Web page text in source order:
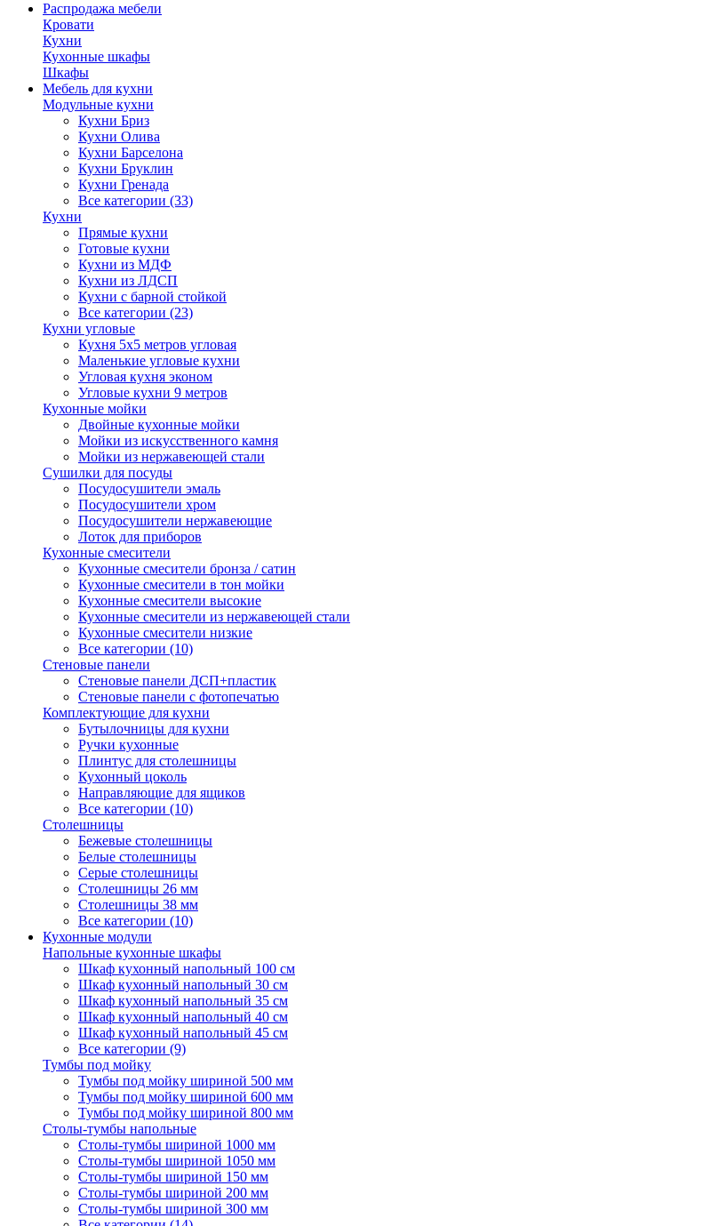
Распродажа мебели
Кровати
Кухни
Кухонные шкафы
Шкафы
Мебель для кухни
Модульные кухни
Кухни Бриз
Кухни Олива
Кухни Барселона
Кухни Бруклин
Кухни Гренада
Все категории (33)
Кухни
Прямые кухни
Готовые кухни
Кухни из МДФ
Кухни из ЛДСП
Кухни с барной стойкой
Все категории (23)
Кухни угловые
Кухня 5х5 метров угловая
Маленькие угловые кухни
Угловая кухня эконом
Угловые кухни 9 метров
Кухонные мойки
Двойные кухонные мойки
Мойки из искусственного камня
Мойки из нержавеющей стали
Сушилки для посуды
Посудосушители эмаль
Посудосушители хром
Посудосушители нержавеющие
Лоток для приборов
Кухонные смесители
Кухонные смесители бронза / сатин
Кухонные смесители в тон мойки
Кухонные смесители высокие
Кухонные смесители из нержавеющей стали
Кухонные смесители низкие
Все категории (10)
Стеновые панели
Стеновые панели ДСП+пластик
Стеновые панели с фотопечатью
Комплектующие для кухни
Бутылочницы для кухни
Ручки кухонные
Плинтус для столешницы
Кухонный цоколь
Направляющие для ящиков
Все категории (10)
Столешницы
Бежевые столешницы
Белые столешницы
Серые столешницы
Столешницы 26 мм
Столешницы 38 мм
Все категории (10)
Кухонные модули
Напольные кухонные шкафы
Шкаф кухонный напольный 100 см
Шкаф кухонный напольный 30 см
Шкаф кухонный напольный 35 см
Шкаф кухонный напольный 40 см
Шкаф кухонный напольный 45 см
Все категории (9)
Тумбы под мойку
Тумбы под мойку шириной 500 мм
Тумбы под мойку шириной 600 мм
Тумбы под мойку шириной 800 мм
Столы-тумбы напольные
Столы-тумбы шириной 1000 мм
Столы-тумбы шириной 1050 мм
Столы-тумбы шириной 150 мм
Столы-тумбы шириной 200 мм
Столы-тумбы шириной 300 мм